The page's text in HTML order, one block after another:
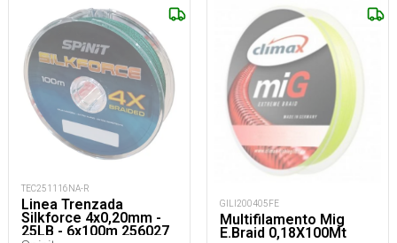
TEC251116NA-R
Linea Trenzada
Silkforce 4x0,20mm -
25LB - 6x100m 256027
GILI200405FE
Multifilamento Mig
E.Braid 0,18X100Mt